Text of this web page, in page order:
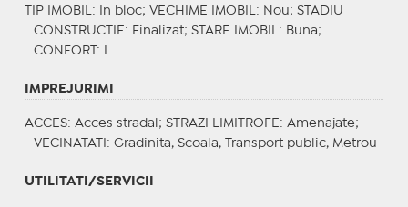
TIP IMOBIL : In bloc; VECHIME IMOBIL : Nou; STADIU
CONSTRUCTIE : Finalizat; STARE IMOBIL : Buna;
CONFORT : I
IMPREJURIMI
ACCES: Acces stradal; STRAZI LIMITROFE : Amenajate;
VECINATATI : Gradinita, Scoala, Transport public, Metrou
UTILITATI/SERVICII